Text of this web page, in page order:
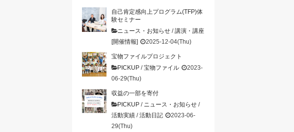
自己肯定感向上プログラム(TFP)体
験セミナー
ニュース・お知らせ /講演・講座
[開催情報]
2025-12-04(Thu)
宝物ファイルプロジェクト
PICKUP /宝物ファイル
2023-
06-29(Thu)
収益の一部を寄付
PICKUP / ニュース・お知らせ /
活動実績 /活動日記
2023-06-
29(Thu)